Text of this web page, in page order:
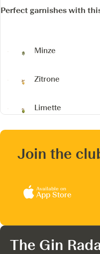
Perfect garnishes with
Minze
Zitrone
Limette
Join the
Available on
App Store
The Gin